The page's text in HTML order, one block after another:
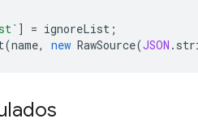
] = ignoreList ;
(name, new RawSource(JSON .